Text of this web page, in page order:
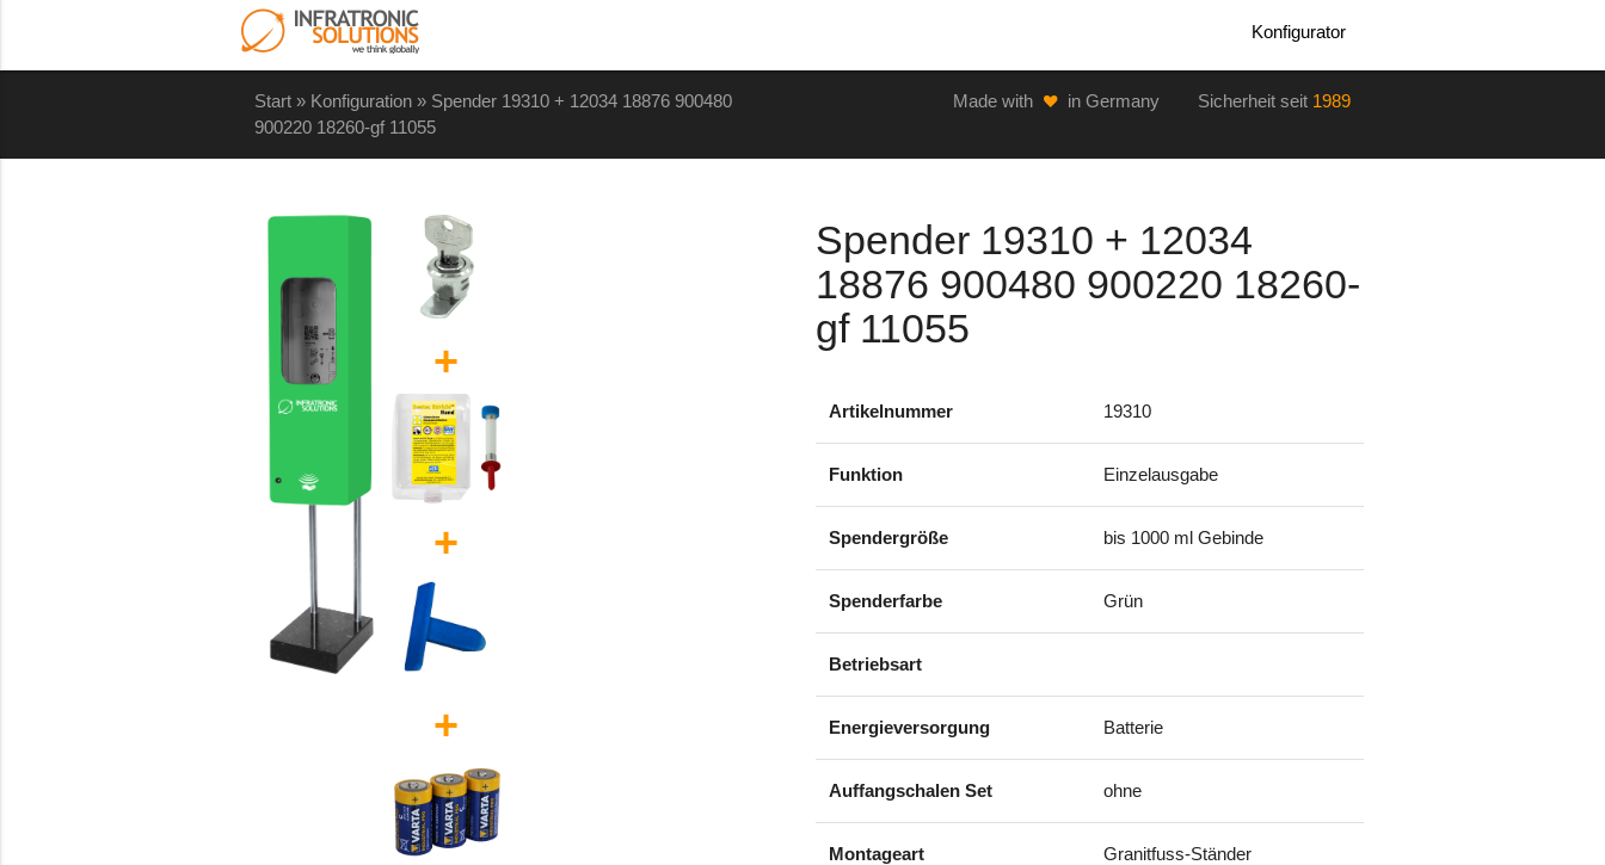
Konfigurator
Start» Konfiguration» Spender 19310 + 12034 18876 900480
900220 18260-gf 11055
Made with in Germany Sicherheit seit 1989
+
+
+
Spender 19310 + 12034
18876 900480 900220 18260-
gf 11055
Artikelnummer 19310
Funktion Einzelausgabe
Spendergröße bis 1000 ml Gebinde
Spenderfarbe Grün
Betriebsart
Energieversorgung Batterie
Auffangschalen Set ohne
Montageart Granitfuss-Ständer